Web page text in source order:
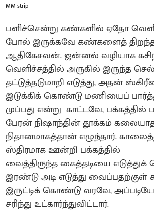
MM strip
பளிச்சென்று கண்களில் ஏதோ
போல் இருக்கவே கண்களைத்
ஆதிகேசவன். ஜன்னல் வழியாக
வெளிச்சத்தில் அருகில் இருந்த
தட்டுத்தடுமாறி எடுத்து, அதன்
இடுக்கிக் கொண்டு மணியைப்
முப்பது என்று காட்டவே, பக்கத்தில்
பேரன் நிஷாந்தின் தூக்கம்
நிதானமாகத்தான் எழுந்தார்.
ஸ்திரமாக ஊன்றி பக்கத்தில்
வைத்திருந்த கைத்தடியை
இரண்டு அடி எடுத்து
இருட்டிக் கொண்டு வரவே,
சரிந்து உட்கார்ந்துவிட்டார்.